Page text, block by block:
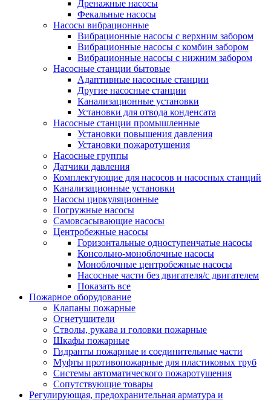
Дренажные насосы
Фекальные насосы
Насосы вибрационные
Вибрационные насосы с верхним забором
Вибрационные насосы с комбин забором
Вибрационные насосы с нижним забором
Насосные станции бытовые
Адаптивные насосные станции
Другие насосные станции
Канализационные установки
Установки для отвода конденсата
Насосные станции промышленные
Установки повышения давления
Установки пожаротушения
Насосные группы
Датчики давления
Комплектующие для насосов и насосных станций
Канализационные установки
Насосы циркуляционные
Погружные насосы
Самовсасывающие насосы
Центробежные насосы
Горизонтальные одноступенчатые насосы
Консольно-моноблочные насосы
Моноблочные центробежные насосы
Насосные части без двигателя/с двигателем
Показать все
Пожарное оборудование
Клапаны пожарные
Огнетушители
Стволы, рукава и головки пожарные
Шкафы пожарные
Гидранты пожарные и соединительные части
Муфты противопожарные для пластиковых труб
Системы автоматического пожаротушения
Сопутствующие товары
Регулирующая, предохранительная арматура и